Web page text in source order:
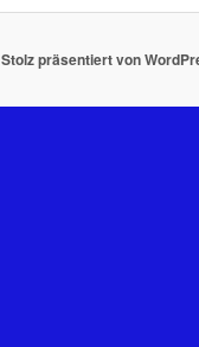
Stolz präsentiert von